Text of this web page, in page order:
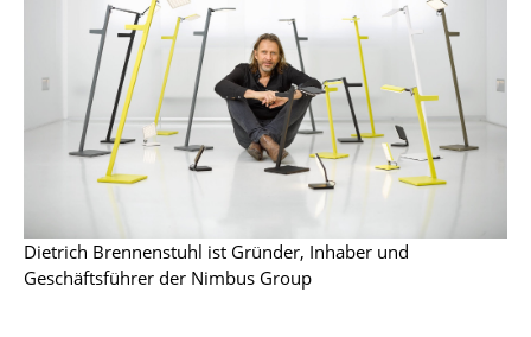
Hängeleuchten & Deckenleuchten
Tischleuchten
Schreibtischleuchten
Bodenleuchten
Dietrich Brennenstuhl ist Gründer, Inhaber und
Geschäftsführer der Nimbus Group